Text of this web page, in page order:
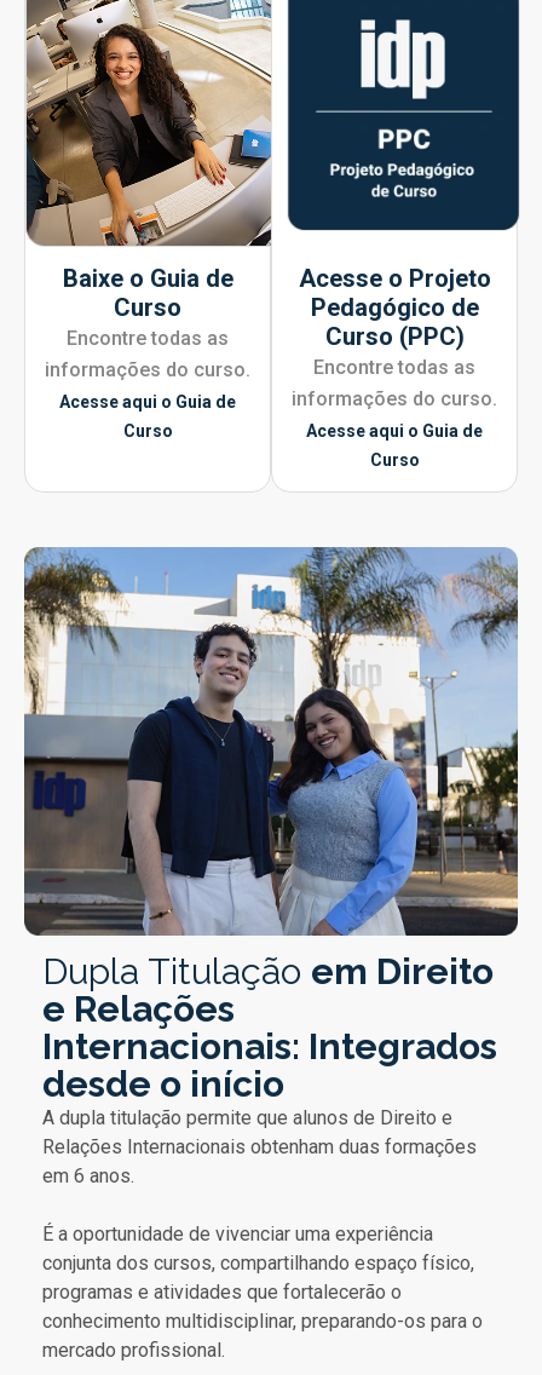
Baixe o Guia de
Curso
Encontre todas as
informações do curso.
Acesse aqui o Guia de
Curso
Acesse o Projeto
Pedagógico de
Curso (PPC)
Encontre todas as
informações do curso.
Acesse aqui o Guia de
Curso
Dupla Titulação em Direito
e Relações
Internacionais: Integrados
desde o início
A dupla titulação permite que alunos de Direito e
Relações Internacionais obtenham duas formações
em 6 anos.
É a oportunidade de vivenciar uma experiência
conjunta dos cursos, compartilhando espaço físico,
programas e atividades que fortalecerão o
conhecimento multidisciplinar, preparando-os para o
mercado profissional.